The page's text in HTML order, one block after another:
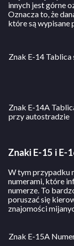
innych jest górne
Oznacza to, że
które są wypisane
Znak E-14
Znak E-14A
przy autostradzie
Znaki E-15 i E-
W tym przypadku
numerami, które
numerze. To
poruszać się
znajomości
Znak E-15A